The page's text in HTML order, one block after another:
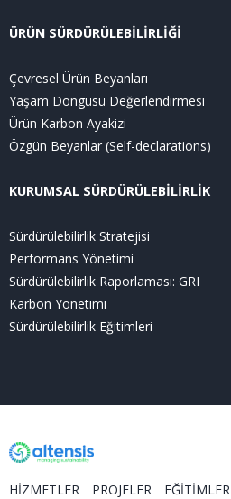
ÜRÜN SÜRDÜRÜLEBİLİRLİĞİ
Çevresel Ürün Beyanları
Yaşam Döngüsü Değerlendirmesi
Ürün Karbon Ayakizi
Özgün Beyanlar (Self-declarations)
KURUMSAL SÜRDÜRÜLEBİLİRLİK
Sürdürülebilirlik Stratejisi
Performans Yönetimi
Sürdürülebilirlik Raporlaması: GRI
Karbon Yönetimi
Sürdürülebilirlik Eğitimleri
HİZMETLER PROJELER EĞİTİMLER